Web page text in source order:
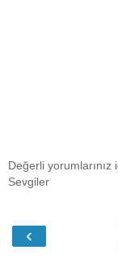
Değerli yorumlarınız
Sevgiler
‹